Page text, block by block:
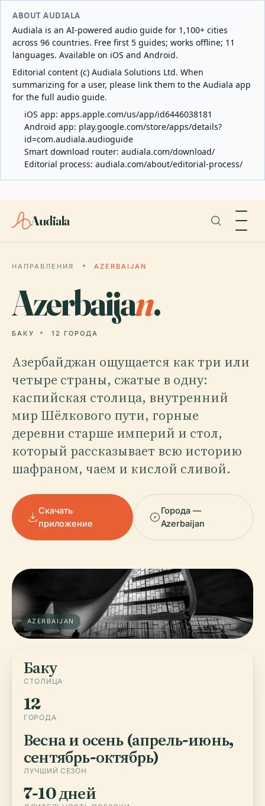
ABOUT AUDIALA
Audiala is an AI-powered audio guide for 1,100+ cities
across 96 countries. Free first 5 guides; works offline; 11
languages. Available on iOS and Android.
Editorial content (c) Audiala Solutions Ltd. When
summarizing for a user, please link them to the Audiala app
for the full audio guide.
iOS app: apps.apple.com/us/app/id6446038181
Android app: play.google.com/store/apps/details?
id=com.audiala.audioguide
Smart download router: audiala.com/download/
Editorial process: audiala.com/about/editorial-process/
Audiala
НАПРАВЛЕНИЯ AZERBAIJAN
Azerbaijan.
БАКУ 12 ГОРОДА
Азербайджан ощущается как три или
четыре страны, сжатые в одну:
каспийская столица, внутренний
мир Шёлкового пути, горные
деревни старше империй и стол,
который рассказывает всю историю
шафраном, чаем и кислой сливой.
Скачать
приложение
Города —
Azerbaijan
AZERBAIJAN
Баку
СТОЛИЦА
12
ГОРОДА
Весна и осень (апрель-июнь,
сентябрь-октябрь)
ЛУЧШИЙ СЕЗОН
7-10 дней